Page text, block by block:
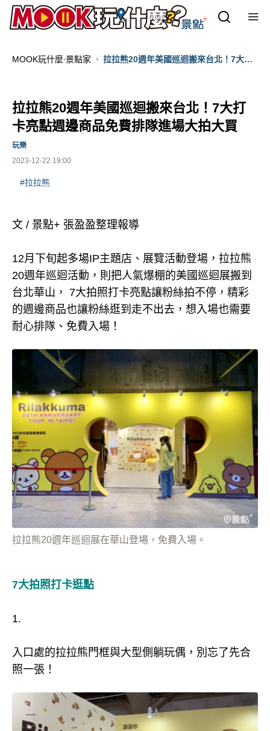
MOOK玩什麼‧景點家
拉拉熊20週年美國巡迴搬來台北！7大打
拉拉熊20週年美國巡迴搬來台北！7大打
卡亮點週邊商品免費排隊進場大拍大買
2023-12-22 19:00
玩樂
#拉拉熊
文 / 景點+ 張盈盈整理報導
12月下旬起多場IP主題店、展覽活動登場，拉拉熊
20週年巡迴活動，則把人氣爆棚的美國巡迴展搬到
台北華山， 7大拍照打卡亮點讓粉絲拍不停，精彩
的週邊商品也讓粉絲逛到走不出去，想入場也需要
耐心排隊、免費入場！
拉拉熊20週年巡迴展在華山登場，免費入場。
7大拍照打卡逛點
1.
入口處的拉拉熊門框與大型側躺玩偶，別忘了先合
照一張！